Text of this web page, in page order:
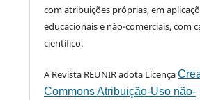
com atribuições próprias, em
educacionais e não-comerciais, com
científico.
A Revista REUNIR adota Licença
Commons Atribuição-Uso não-